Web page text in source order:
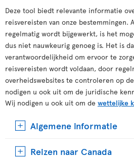
Deze tool biedt relevante informatie
reisvereisten van onze bestemmingen.
regelmatig wordt bijgewerkt, is het
dus niet nauwkeurig genoeg is. Het is
verantwoordelijkheid om ervoor te
reisvereisten wordt voldaan, door
overheidswebsites te controleren op
nodigen u ook uit om de juridische
Wij nodigen u ook uit om de wettelijke
Algemene informatie
Reizen naar Canada